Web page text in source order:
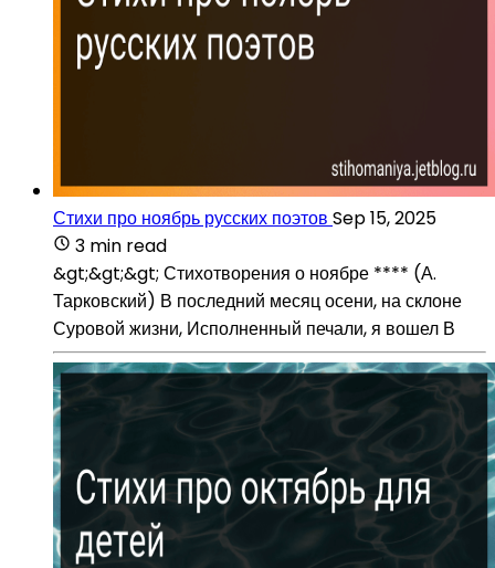
Стихи про ноябрь русских поэтов Sep 15, 2025
3 min read
&gt;&gt;&gt; Стихотворения о ноябре **** (А.
Тарковский) В последний месяц осени, на склоне
Суровой жизни, Исполненный печали, я вошел В